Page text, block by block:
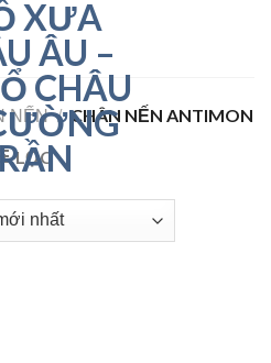
NẾN / CHÂN NẾN ANTIMON
LỌC